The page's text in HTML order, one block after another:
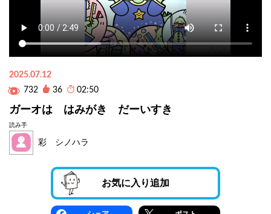
2025.07.12
732
36 02:50
ガーオは はみがき だーいすき
読み手
彩 シノハラ
お気に入り追加